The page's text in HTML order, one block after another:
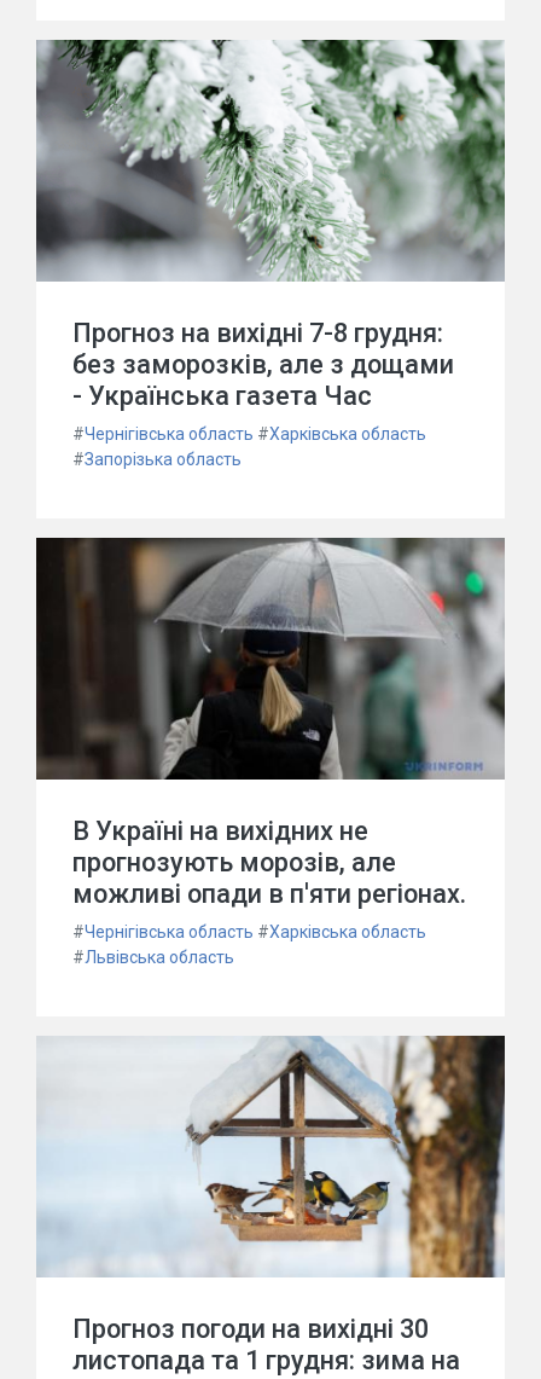
Прогноз на вихідні 7-8 грудня:
без заморозків, але з дощами
- Українська газета Час
#Чернігівська область #Харківська область
#Запорізька область
В Україні на вихідних не
прогнозують морозів, але
можливі опади в п'яти регіонах.
#Чернігівська область #Харківська область
#Львівська область
Прогноз погоди на вихідні 30
листопада та 1 грудня: зима на